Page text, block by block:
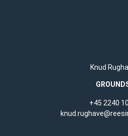
Knud
+45 2240